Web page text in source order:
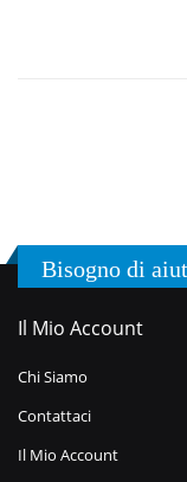
Bisogno di
Il Mio Account
Chi Siamo
Contattaci
Il Mio Account